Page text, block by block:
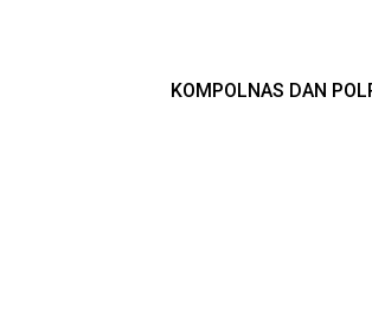
KOMPOLNAS DAN